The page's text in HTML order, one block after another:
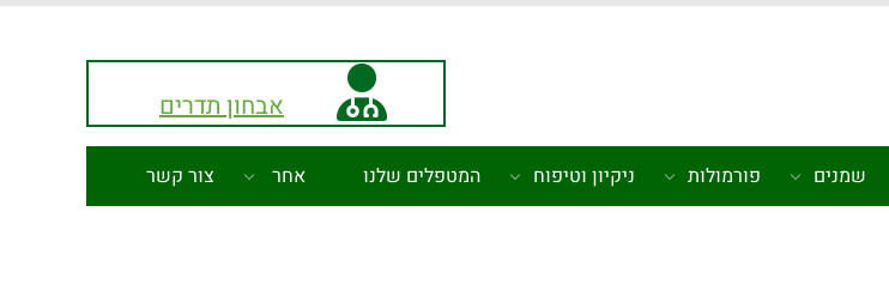
אבחון תדרים
שמנים פורמולות ניקיון וטיפוח המטפלים שלנו אחר צור קשר